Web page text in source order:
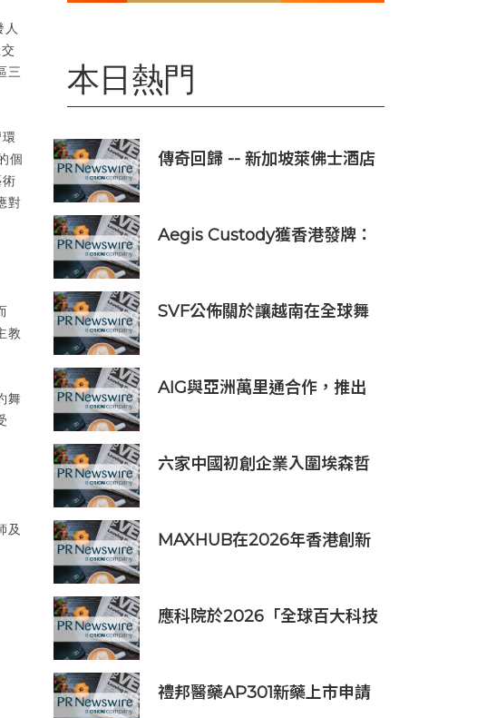
三
個
對
教
舞
及
本日熱門
傳奇回歸 -- 新加坡萊佛士酒店
Aegis Custody獲香港發牌：
SVF公佈關於讓越南在全球舞
AIG與亞洲萬里通合作，推出
六家中國初創企業入圍埃森哲
MAXHUB在2026年香港創新
應科院於2026「全球百大科技
禮邦醫藥AP301新藥上市申請